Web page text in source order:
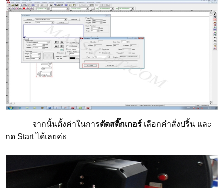
จากนั้นตั้งค่าในการตัดสติ๊กเกอร์ เลือกคำสั่งปริ้น และ
กด Startได้เลยค่ะ